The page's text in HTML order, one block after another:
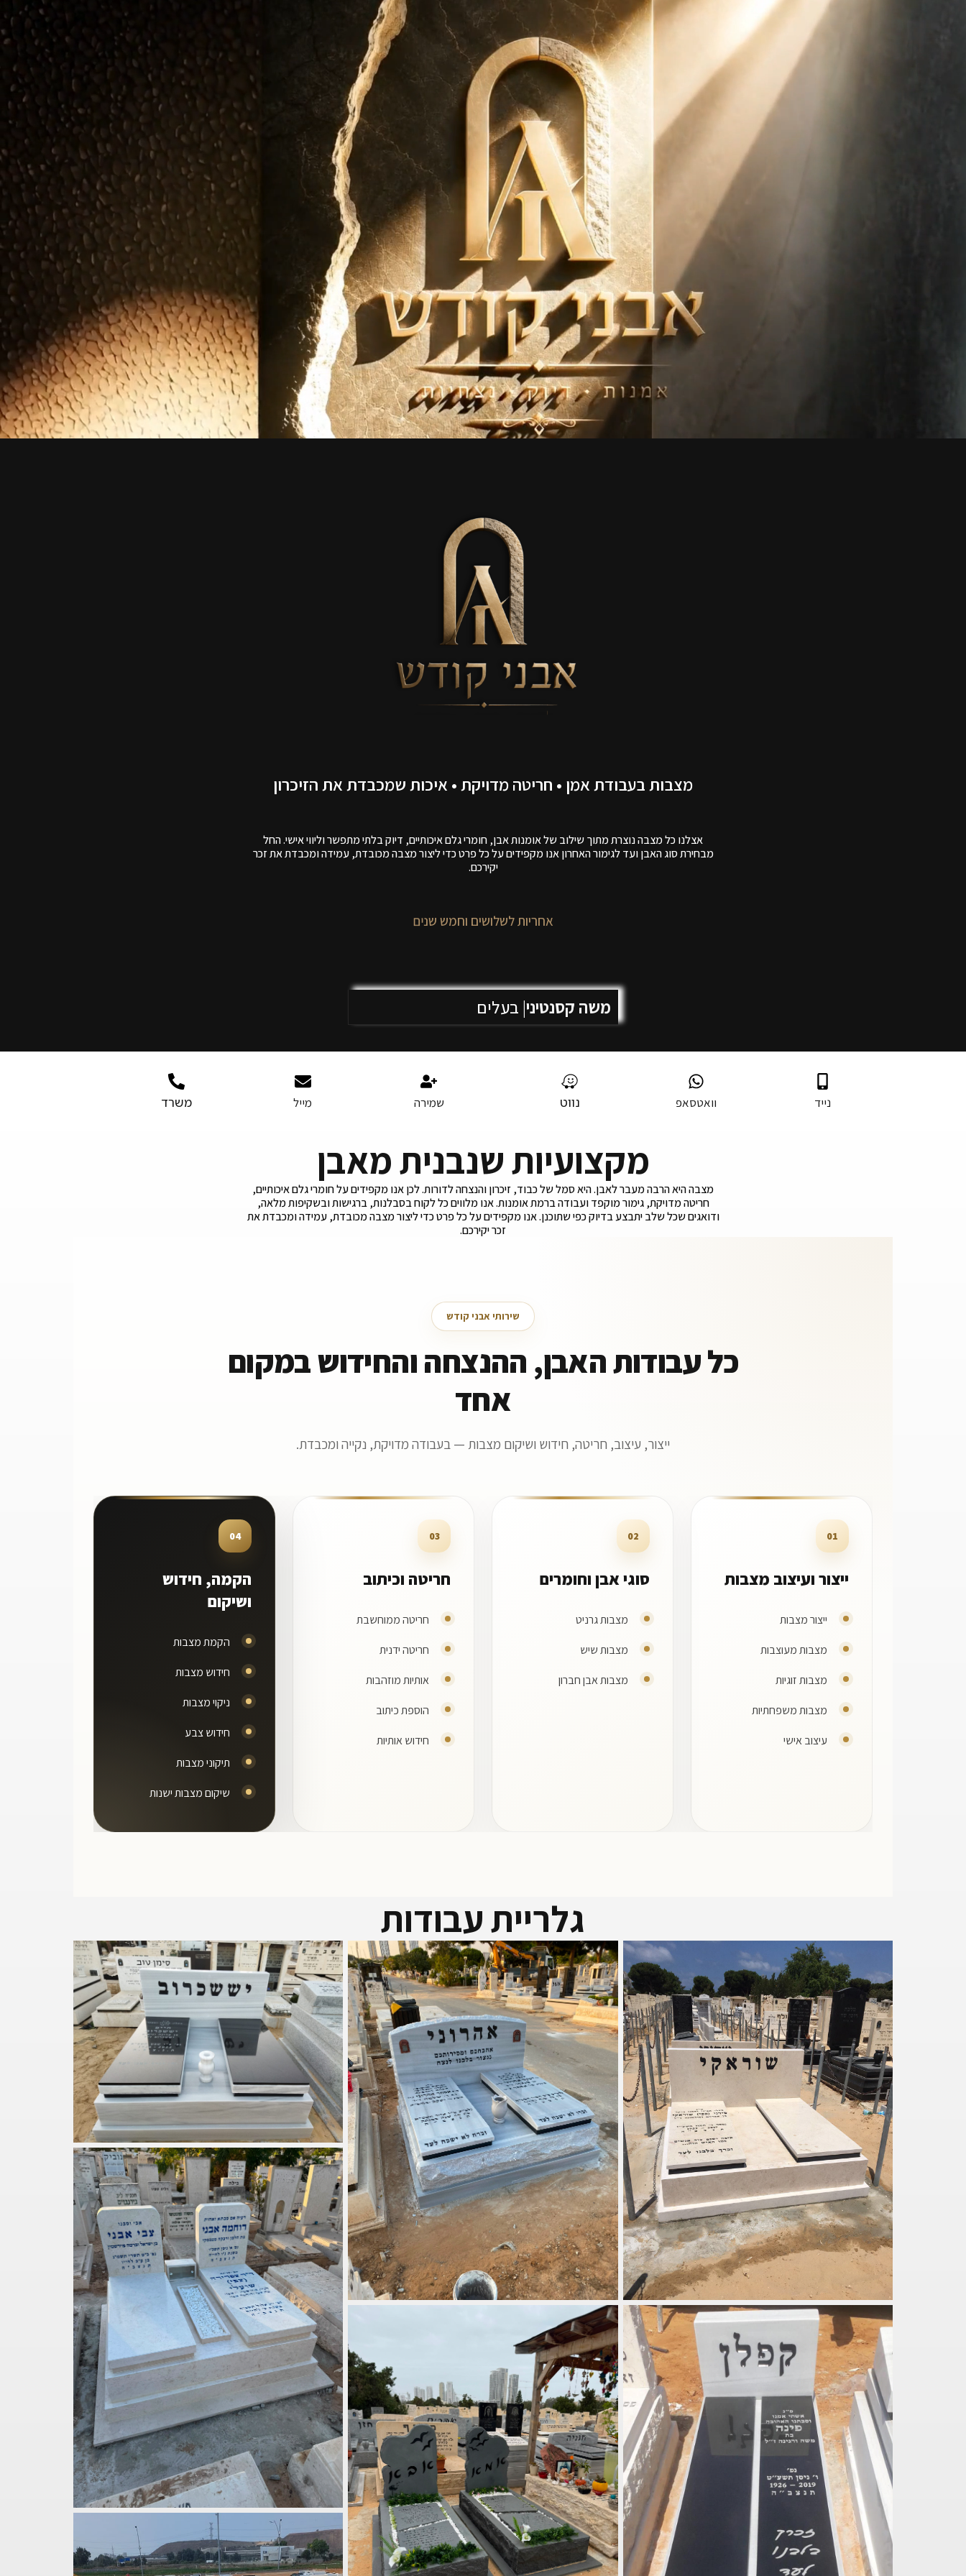
מצבות בעבודת אמן • חריטה מדויקת • איכות שמכבדת את הזיכרון
אצלנו כל מצבה נוצרת מתוך שילוב של אומנות אבן, חומרי גלם איכותיים, דיוק בלתי מתפשר וליווי אישי. החל
מבחירת סוג האבן ועד לגימור האחרון אנו מקפידים על כל פרט כדי ליצור מצבה מכובדת, עמידה ומכבדת את זכר
יקירכם.
אחריותלטיבהעב ודה ול ציבות
משה קסנטיני| בעלים
נייד וואטסאפ נווט שמירה מייל משרד
מקצועיות שנבנית מאבן
מצבה היא הרבה מעבר לאבן. היא סמל של כבוד, זיכרון והנצחה לדורות. לכן אנו מקפידים על חומרי גלם איכותיים,
חריטה מדויקת, גימור מוקפד ועבודה ברמת אומנות. אנו מלווים כל לקוח בסבלנות, ברגישות ובשקיפות מלאה,
ודואגים שכל שלב יתבצע בדיוק כפי שתוכנן. אנו מקפידים על כל פרט כדי ליצור מצבה מכובדת, עמידה ומכבדת את
זכר יקירכם.
שירותי אבני קודש
כל עבודות האבן, ההנצחה והחידוש במקום
אחד
ייצור, עיצוב, חריטה, חידוש ושיקום מצבות — בעבודה מדויקת, נקייה ומכבדת.
01
ייצור ועיצוב מצבות
ייצור מצבות
מצבות מעוצבות
מצבות זוגיות
מצבות משפחתיות
עיצוב אישי
02
סוגי אבן וחומרים
מצבות גרניט
מצבות שיש
מצבות אבן חברון
03
חריטה וכיתוב
חריטה ממוחשבת
חריטה ידנית
אותיות מוזהבות
הוספת כיתוב
חידוש אותיות
04
הקמה, חידוש
ושיקום
הקמת מצבות
חידוש מצבות
ניקוי מצבות
חידוש צבע
תיקוני מצבות
שיקום מצבות ישנות
גלריית עבודות